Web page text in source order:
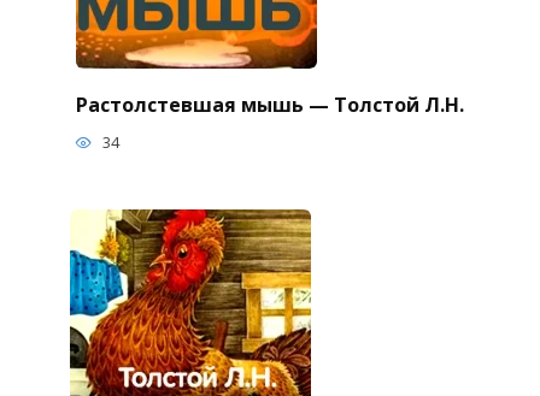
Растолстевшая мышь — Толстой Л.Н.
34